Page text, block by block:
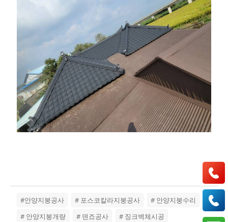
#안양지붕공사 # 포스코칼라지붕공사
# 안양지붕수리
# 안양지붕개량
# 덴죠공사
# 징크벽체시공